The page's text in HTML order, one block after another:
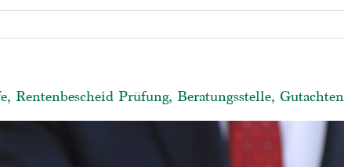
Rentenbescheid Prüfung, Beratungsstelle, Gutachten